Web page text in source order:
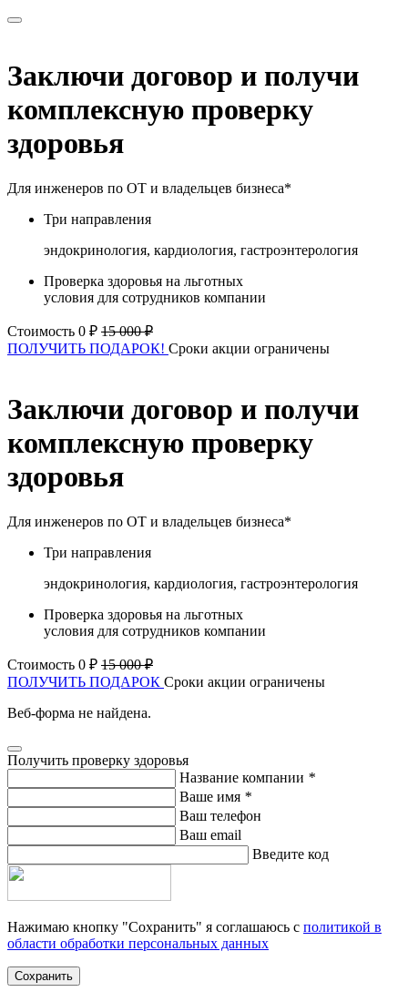
Заключи договор и получи
комплексную проверку
здоровья
Для инженеров по ОТ и владельцев бизнеса*
Три направления
эндокринология, кардиология, гастроэнтерология
Проверка здоровья на льготных
условия для сотрудников компании
Стоимость 0 ₽ 15 000 ₽
ПОЛУЧИТЬ ПОДАРОК! Сроки акции ограничены
Заключи договор и получи
комплексную проверку
здоровья
Для инженеров по ОТ и владельцев бизнеса*
Три направления
эндокринология, кардиология, гастроэнтерология
Проверка здоровья на льготных
условия для сотрудников компании
Стоимость 0 ₽ 15 000 ₽
ПОЛУЧИТЬ ПОДАРОК Сроки акции ограничены
Веб-форма не найдена.
Получить проверку здоровья
Название компании *
Ваше имя *
Ваш телефон
Ваш email
Введите код
Нажимаю кнопку "Сохранить" я соглашаюсь с политикой в
области обработки персональных данных
Сохранить